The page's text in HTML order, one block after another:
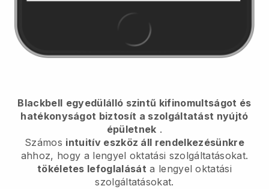
Blackbell egyedülálló szintű kifinomultságot és
hatékonyságot biztosít a szolgáltatást nyújtó
épületnek .
Számos intuitív eszköz áll rendelkezésünkre
ahhoz, hogy a lengyel oktatási szolgáltatásokat.
tökéletes lefoglalását a lengyel oktatási
szolgáltatásokat.